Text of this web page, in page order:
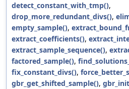
detect_constant_with_tmp(),
drop_more_redundant_divs(),
empty_sample(),
extract_coefficients(),
extract_sample_sequence(),
factored_sample(),
fix_constant_divs(),
gbr_get_shifted_sample(),